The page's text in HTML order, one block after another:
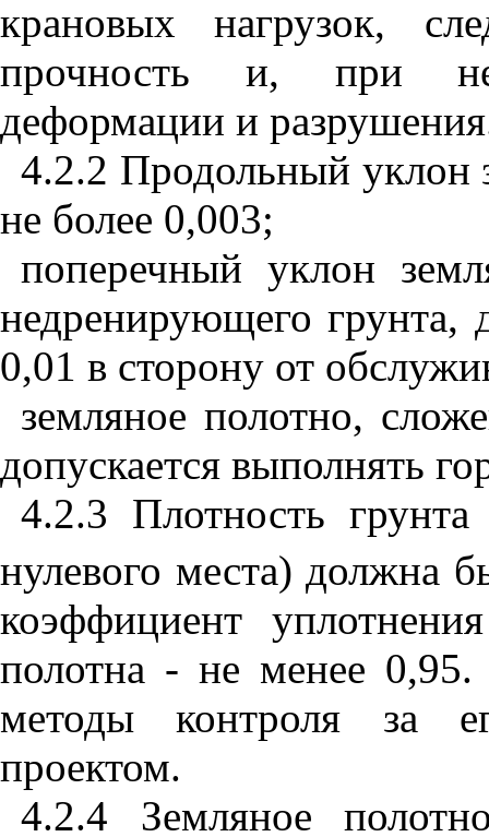
крановых нагрузок,
прочность и, при
деформации и
4.2.2 Продольный уклон
не более 0,003;
поперечный уклон
недренирующего грунта,
0,01 в сторону от
земляное полотно,
допускается выполнять
4.2.3 Плотность
нулевого места) должна
коэффициент
полотна - не менее
методы контроля за
проектом.
4.2.4 Земляное